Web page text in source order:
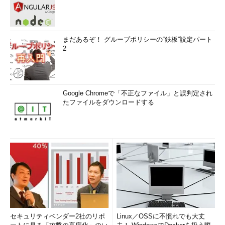
まだあるぞ！ グループポリシーの“鉄板”設定パート
2
Google Chromeで「不正なファイル」と誤判定され
たファイルをダウンロードする
セキュリティベンダー2社のリポ
Linux／OSSに不慣れでも大丈